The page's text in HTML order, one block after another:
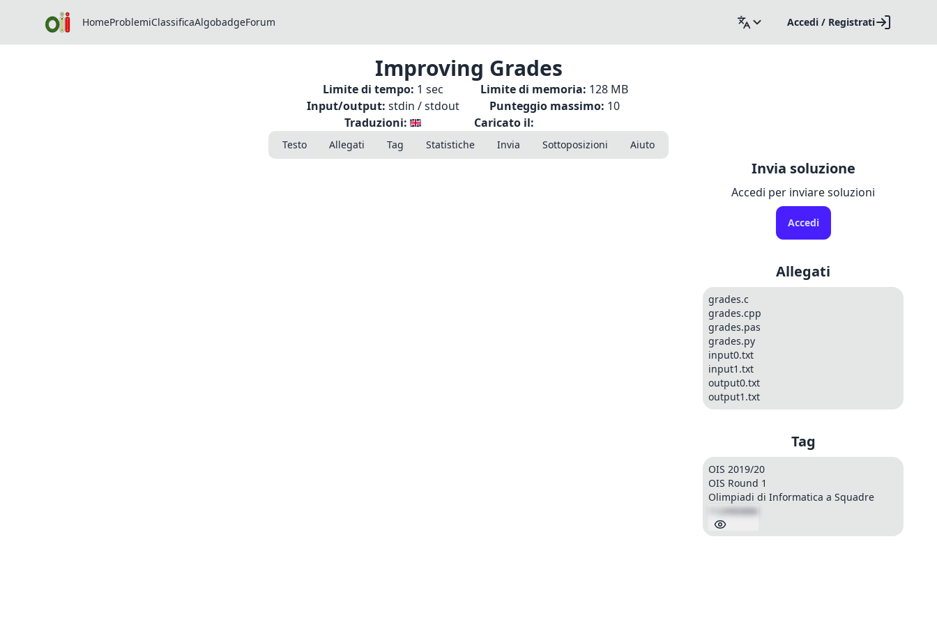
HomeProblemiClassificaAlgobadgeForum Accedi / Registrati
Improving Grades
Limite di tempo: 1 sec Limite di memoria: 128 MB
Input/output: stdin / stdout Punteggio massimo: 10
Traduzioni:
Caricato il:
Testo Allegati Tag Statistiche Invia Sottoposizioni Aiuto
Invia soluzione
Accedi per inviare soluzioni
Accedi
Allegati
grades.c
grades.cpp
grades.pas
grades.py
input0.txt
input1.txt
output0.txt
output1.txt
Tag
OIS 2019/20
OIS Round 1
Olimpiadi di Informatica a Squadre
112490886